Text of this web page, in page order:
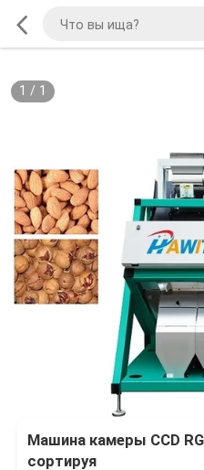
1 / 1
Машина камеры CCD
сортируя